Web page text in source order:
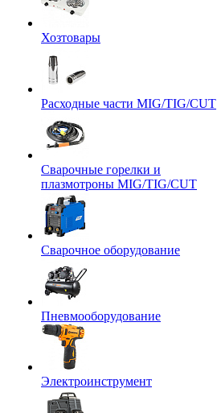
Хозтовары
Расходные части MIG/TIG/CUT
Сварочные горелки и
плазмотроны MIG/TIG/CUT
Сварочное оборудование
Пневмооборудование
Электроинструмент